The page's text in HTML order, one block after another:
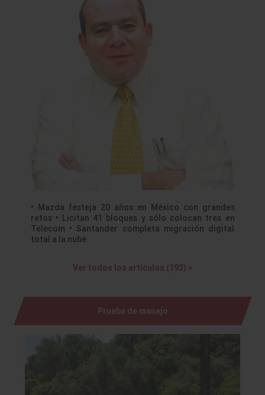
• Mazda festeja 20 años en México con grandes
retos • Licitan 41 bloques y sólo colocan tres en
Telecom • Santander completa migración digital
total a la nube
Ver todos los artículos (193) »
Prueba de manejo